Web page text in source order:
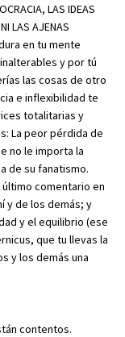
LAS IDEAS
LAS AJENAS
en tu mente
y por tú
las cosas de otro
e inflexibilidad te
totalitarias y
La peor pérdida de
no le importa la
de su fanatismo.
comentario en
y de los demás; y
y el equilibrio (ese
que tu llevas la
y los demás una
contentos.